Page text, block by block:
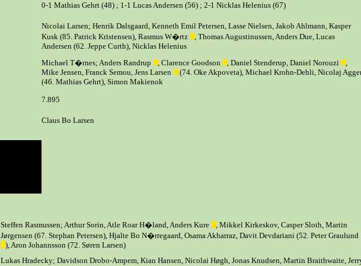
0-1 Mathias Gehrt (48) ; 1-1 Lucas Andersen (56) ; 2-1 Nicklas Helenius (67)
Nicolai Larsen; Henrik Dalsgaard, Kenneth Emil Petersen, Lasse Nielsen, Jakob Ahlmann, Kasper
Kusk (85. Patrick Kristensen), Rasmus W�rtz
, Thomas Augustinussen, Anders Due, Lucas
Andersen (62. Jeppe Curth), Nicklas Helenius
Michael T�rnes; Anders Randrup , Clarence Goodson , Daniel Stenderup, Daniel Norouzi
,
Mike Jensen, Franck Semou, Jens Larsen
(74. Oke Akpoveta), Michael Krohn-Dehli, Nicolaj
(46. Mathias Gehrt), Simon Makienok
7.895
Claus Bo Larsen
Steffen Rasmussen; Arthur Sorin, Atle Roar H�land, Anders Kure
, Mikkel Kirkeskov, Casper Sloth, Martin
Jørgensen (67. Stephan Petersen), Hjalte Bo N�rregaard, Osama Akharraz, Davit Devdariani (52. Peter Graulund
), Aron Johannsson (72. Søren Larsen)
Lukas Hradecky; Davidson Drobo-Ampem, Kian Hansen, Nicolai Høgh, Jonas Knudsen, Martin Braithwaite,